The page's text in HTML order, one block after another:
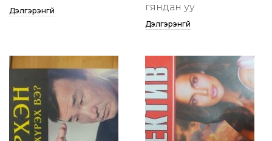
Дэлгэрэнгүй
гяндан уу
Дэлгэрэнгүй